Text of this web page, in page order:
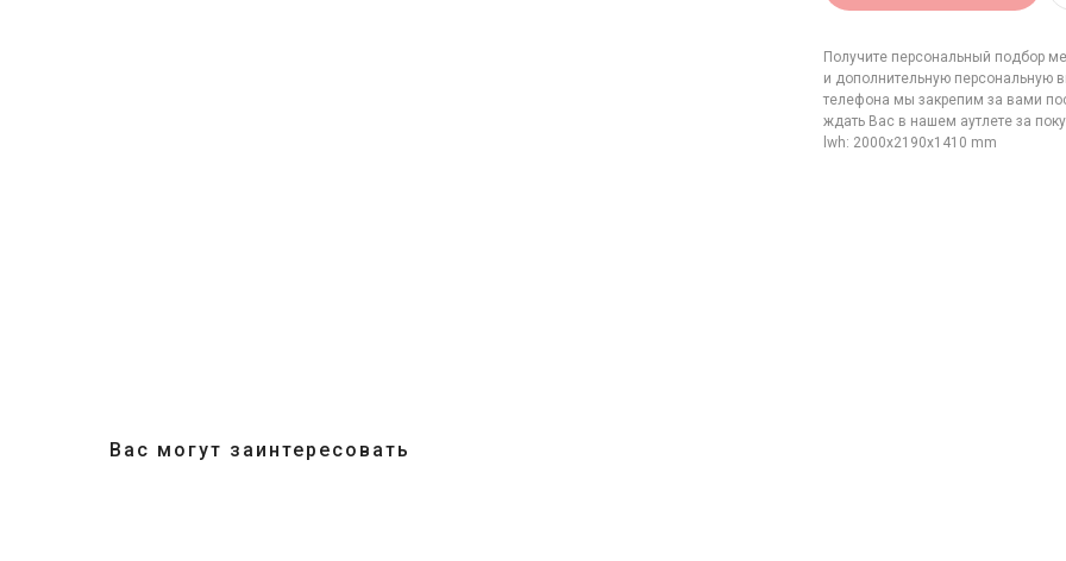
Получите персональный подбор
и дополнительную персональную
телефона мы закрепим за вами
ждать Вас в нашем аутлете за
lwh: 2000x2190x1410 mm
Вас могут заинтересовать